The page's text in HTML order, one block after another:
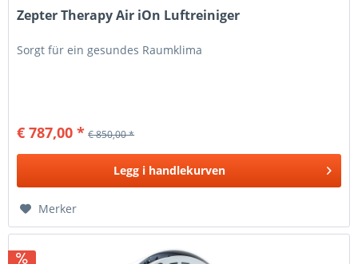
Zepter Therapy Air iOn Luftreiniger
Sorgt für ein gesundes Raumklima
€ 787,00 * € 850,00 *
Legg i handlekurven
Merker